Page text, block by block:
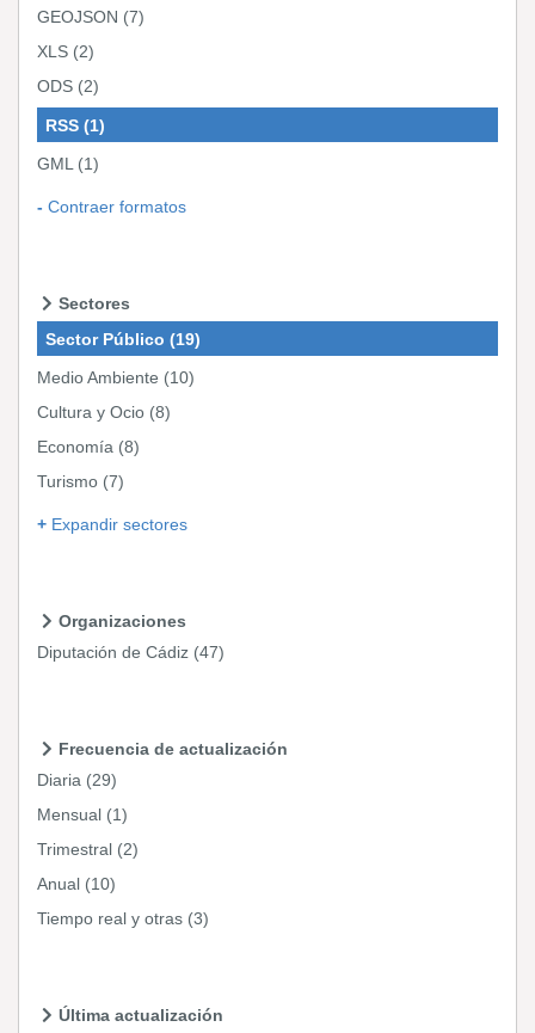
GEOJSON (7)
XLS (2)
ODS (2)
RSS (1)
GML (1)
Contraer formatos
Sectores
Sector Público (19)
Medio Ambiente (10)
Cultura y Ocio (8)
Economía (8)
Turismo (7)
Expandir sectores
Organizaciones
Diputación de Cádiz (47)
Frecuencia de actualización
Diaria (29)
Mensual (1)
Trimestral (2)
Anual (10)
Tiempo real y otras (3)
Última actualización